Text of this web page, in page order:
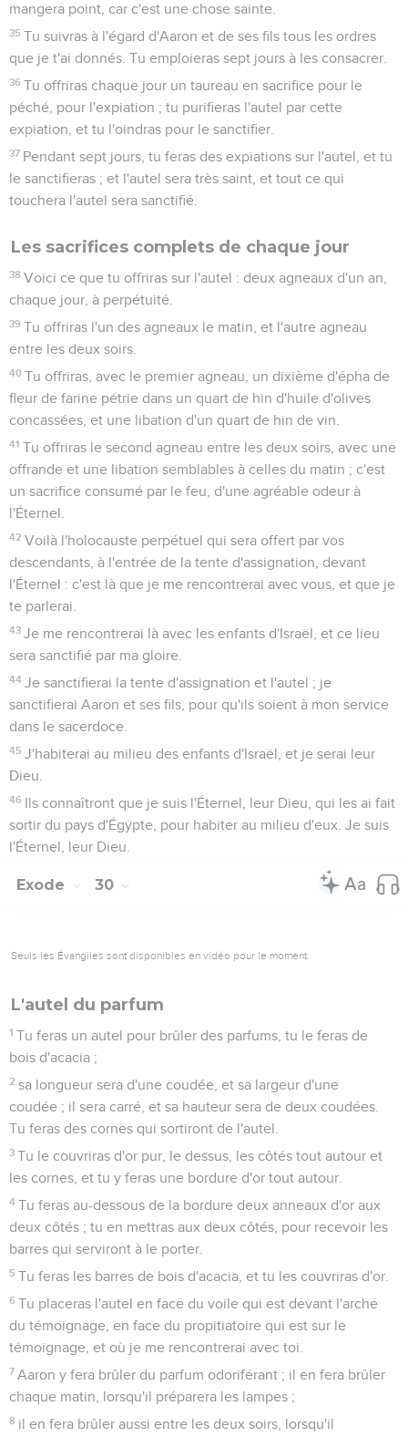
mangera point, car c'est une chose sainte.
35 Tu suivras à l'égard d'Aaron et de ses fils tous les ordres
que je t'ai donnés. Tu emploieras sept jours à les consacrer.
36 Tu offriras chaque jour un taureau en sacrifice pour le
péché, pour l'expiation ; tu purifieras l'autel par cette
expiation, et tu l'oindras pour le sanctifier.
37 Pendant sept jours, tu feras des expiations sur l'autel, et tu
le sanctifieras ; et l'autel sera très saint, et tout ce qui
touchera l'autel sera sanctifié.
Les sacrifices complets de chaque jour
38 Voici ce que tu offriras sur l'autel : deux agneaux d'un an,
chaque jour, à perpétuité.
39 Tu offriras l'un des agneaux le matin, et l'autre agneau
entre les deux soirs.
40 Tu offriras, avec le premier agneau, un dixième d'épha de
fleur de farine pétrie dans un quart de hin d'huile d'olives
concassées, et une libation d'un quart de hin de vin.
41 Tu offriras le second agneau entre les deux soirs, avec une
offrande et une libation semblables à celles du matin ; c'est
un sacrifice consumé par le feu, d'une agréable odeur à
l'Éternel.
42 Voilà l'holocauste perpétuel qui sera offert par vos
descendants, à l'entrée de la tente d'assignation, devant
l'Éternel : c'est là que je me rencontrerai avec vous, et que je
te parlerai.
43 Je me rencontrerai là avec les enfants d'Israël, et ce lieu
sera sanctifié par ma gloire.
44 Je sanctifierai la tente d'assignation et l'autel ; je
sanctifierai Aaron et ses fils, pour qu'ils soient à mon service
dans le sacerdoce.
45 J'habiterai au milieu des enfants d'Israël, et je serai leur
Dieu.
46 Ils connaîtront que je suis l'Éternel, leur Dieu, qui les ai fait
sortir du pays d'Égypte, pour habiter au milieu d'eux. Je suis
l'Éternel, leur Dieu.
Exode 30
Seuls les Évangiles sont disponibles en vidéo pour le moment.
L'autel du parfum
1 Tu feras un autel pour brûler des parfums, tu le feras de
bois d'acacia ;
2 sa longueur sera d'une coudée, et sa largeur d'une
coudée ; il sera carré, et sa hauteur sera de deux coudées.
Tu feras des cornes qui sortiront de l'autel.
3 Tu le couvriras d'or pur, le dessus, les côtés tout autour et
les cornes, et tu y feras une bordure d'or tout autour.
4 Tu feras au-dessous de la bordure deux anneaux d'or aux
deux côtés ; tu en mettras aux deux côtés, pour recevoir les
barres qui serviront à le porter.
5 Tu feras les barres de bois d'acacia, et tu les couvriras d'or.
6 Tu placeras l'autel en face du voile qui est devant l'arche
du témoignage, en face du propitiatoire qui est sur le
témoignage, et où je me rencontrerai avec toi.
7 Aaron y fera brûler du parfum odoriférant ; il en fera brûler
chaque matin, lorsqu'il préparera les lampes ;
8 il en fera brûler aussi entre les deux soirs, lorsqu'il